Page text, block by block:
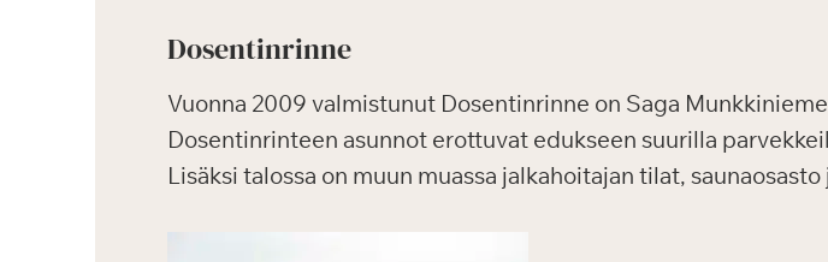
Dosentinrinne
Vuonna 2009 valmistunut Dosentinrinne on Saga
Dosentinrinteen asunnot erottuvat edukseen suurilla
Lisäksi talossa on muun muassa jalkahoitajan tilat,